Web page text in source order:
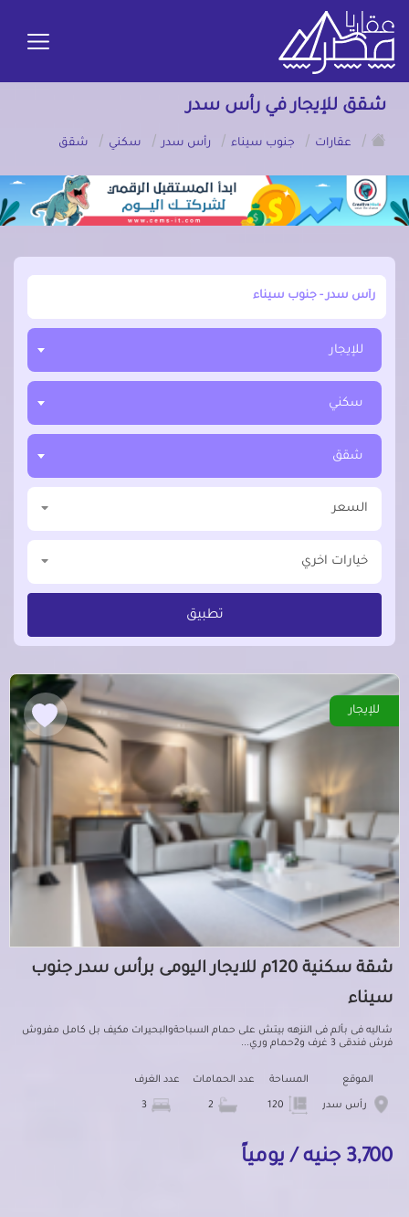
شقق للإيجار في رأس سدر
/
عقارات / جنوب سيناء / رأس سدر / سكني / شقق
أبحث عن مدينة, محافظة, حي
للإيجار
سكني
شقق
السعر
خيارات اخري
تطبيق
للإيجار
شقة سكنية 120م للايجار اليومى برأس سدر جنوب
سيناء
شاليه فى بألم فى النزهه بيتش على حمام السباحةوالبحيرات مكيف بل كامل مفروش
فرش فندقى 3 غرف و2حمام وري...
الموقع
رأس سدر
المساحة عدد الحمامات عدد الغرف
3,700 جنيه / يومياً